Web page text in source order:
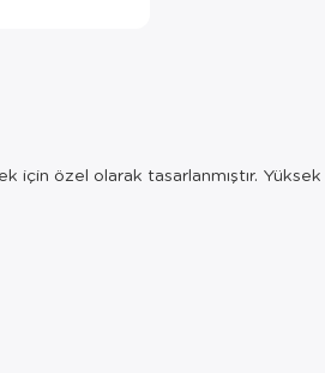
için özel olarak tasarlanmıştır.